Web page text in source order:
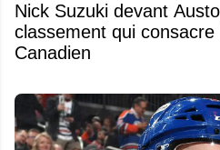
Nick Suzuki devant
classement qui consacre
Canadien